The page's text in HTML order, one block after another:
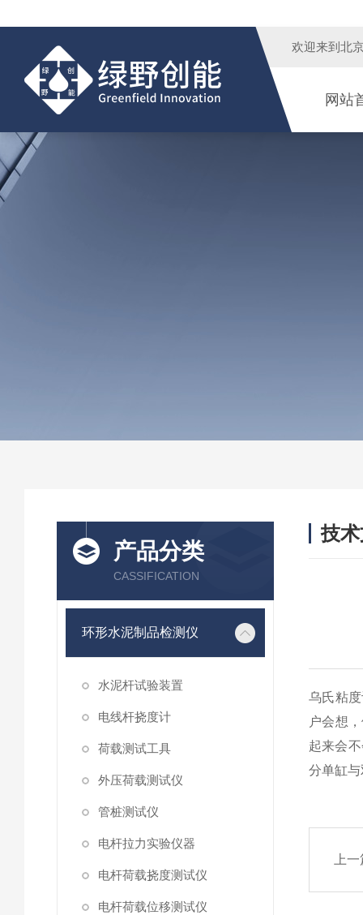
欢迎来到 北
网站
产品分类
CASSIFICATION
环形水泥制品检测仪
水泥杆试验装置
电线杆挠度计
荷载测试工具
外压荷载测试仪
管桩测试仪
电杆拉力实验仪器
电杆荷载挠度测试仪
电杆荷载位移测试仪
技
乌氏粘
户会想
起来会
分单缸
上